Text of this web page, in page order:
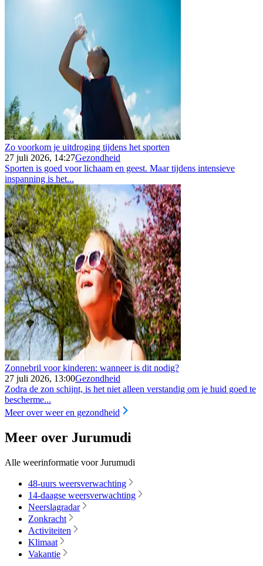
Zo voorkom je uitdroging tijdens het sporten
27 juli 2026, 14:27Gezondheid
Sporten is goed voor lichaam en geest. Maar tijdens intensieve
inspanning is het...
Zonnebril voor kinderen: wanneer is dit nodig?
27 juli 2026, 13:00Gezondheid
Zodra de zon schijnt, is het niet alleen verstandig om je huid goed te
bescherme...
Meer over weer en gezondheid
Meer over Jurumudi
Alle weerinformatie voor Jurumudi
48-uurs weersverwachting
14-daagse weersverwachting
Neerslagradar
Zonkracht
Activiteiten
Klimaat
Vakantie